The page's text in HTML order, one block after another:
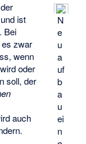
N
e
u
a
uf
b
a
u
ei
n
ist
Bei
zwar
wenn
oder
soll, der
auch